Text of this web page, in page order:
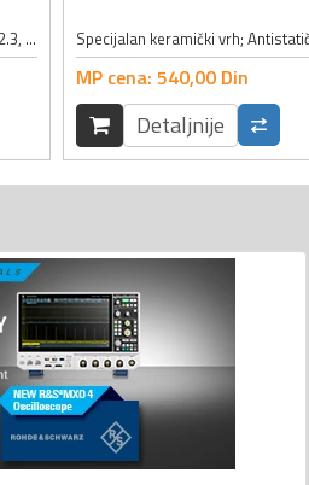
Broj odvrtača: 5; Prečnici odvrtača: 2.5, 2.5, 3.0, 2.3, 2.0mm;
MP cena: 540,00 Din
Detaljnije